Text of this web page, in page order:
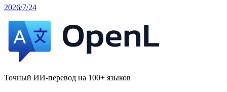
2026/7/24
Точный ИИ-перевод на 100+ языков